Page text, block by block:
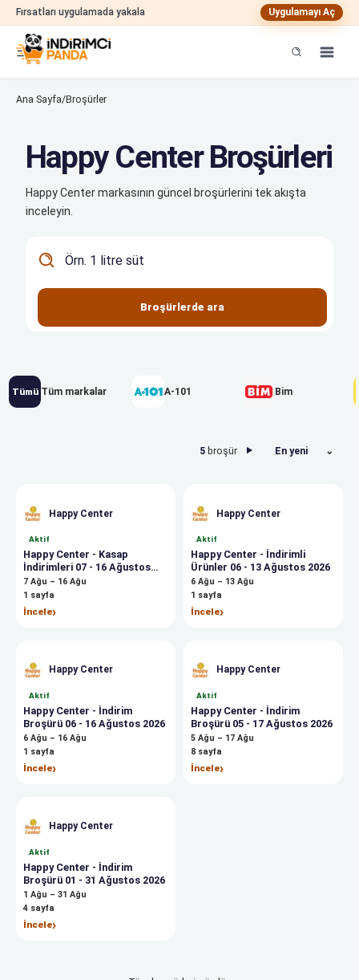
Fırsatları uygulamada yakala Uygulamayı Aç
Ana Sayfa/Broşürler
Happy Center Broşürleri
Happy Center markasının güncel broşürlerini tek akışta
inceleyin.
Broşürlerde ara
Tümü Tüm markalar A-101 Bim
5 broşür En yeni
Happy Center
Aktif
Happy Center - Kasap
İndirimleri 07 - 16 Ağustos
2026
7 Ağu – 16 Ağu
1 sayfa
İncele›
Happy Center
Aktif
Happy Center - İndirimli
Ürünler 06 - 13 Ağustos 2026
6 Ağu – 13 Ağu
1 sayfa
İncele›
Happy Center
Aktif
Happy Center - İndirim
Broşürü 06 - 16 Ağustos 2026
6 Ağu – 16 Ağu
1 sayfa
İncele›
Happy Center
Aktif
Happy Center - İndirim
Broşürü 05 - 17 Ağustos 2026
5 Ağu – 17 Ağu
8 sayfa
İncele›
Happy Center
Aktif
Happy Center - İndirim
Broşürü 01 - 31 Ağustos 2026
1 Ağu – 31 Ağu
4 sayfa
İncele›